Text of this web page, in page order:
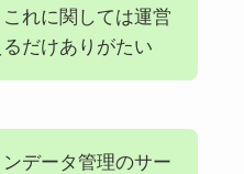
れに関しては運営
だけありがたい
データ管理のサー